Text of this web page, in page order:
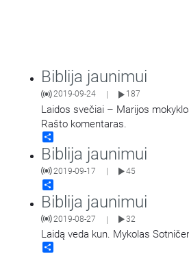
Biblija jaunimui
2019-09-24 187
Laidos svečiai – Marijos
Rašto komentaras.
Biblija jaunimui
2019-09-17 45
Biblija jaunimui
2019-08-27 | 32
Laidą veda kun. Mykolas